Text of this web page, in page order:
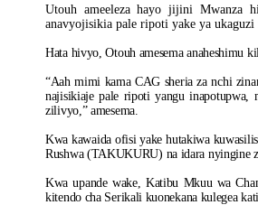
Utouh ameeleza hayo jijini Mwanza
anavyojisikia pale ripoti yake ya
Hata hivyo, Otouh amesema anaheshimu
“Aah mimi kama CAG sheria za nchi
najisikiaje pale ripoti yangu inapotupwa,
zilivyo,” amesema.
Kwa kawaida ofisi yake hutakiwa
Rushwa (TAKUKURU) na idara nyingine
Kwa upande wake, Katibu Mkuu wa
kitendo cha Serikali kuonekana kulegea